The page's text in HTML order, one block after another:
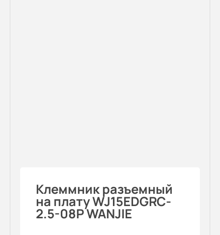
Клеммник разъемный
на плату WJ15EDGRC-
2.5-08P WANJIE